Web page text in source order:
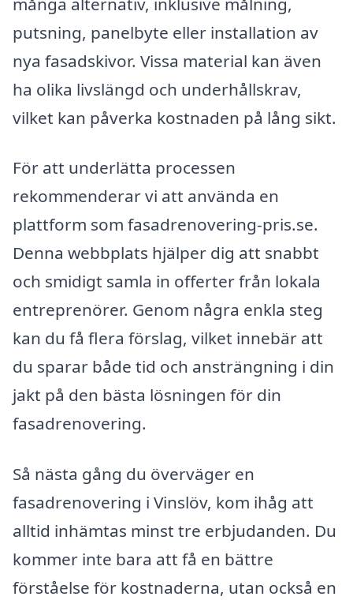
putsning, panelbyte eller installation av
nya fasadskivor. Vissa material kan även
ha olika livslängd och underhållskrav,
vilket kan påverka kostnaden på lång sikt.
För att underlätta processen
rekommenderar vi att använda en
plattform som fasadrenovering-pris.se.
Denna webbplats hjälper dig att snabbt
och smidigt samla in offerter från lokala
entreprenörer. Genom några enkla steg
kan du få flera förslag, vilket innebär att
du sparar både tid och ansträngning i din
jakt på den bästa lösningen för din
fasadrenovering.
Så nästa gång du överväger en
fasadrenovering i Vinslöv, kom ihåg att
alltid inhämtas minst tre erbjudanden. Du
kommer inte bara att få en bättre
förståelse för kostnaderna, utan också en